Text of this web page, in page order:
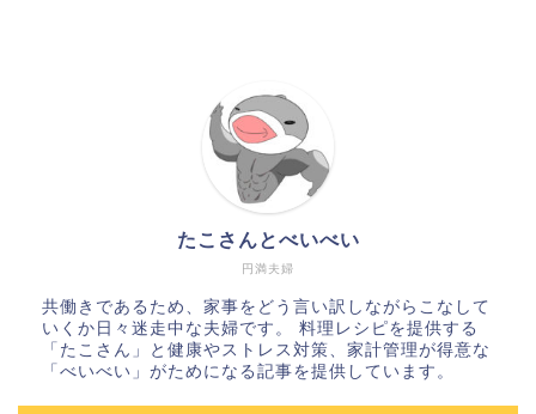
円満夫婦
たこさんとべいべい
共働きであるため、家事をどう言い訳しながらこなして
いくか日々迷走中な夫婦です。 料理レシピを提供する
「たこさん」と健康やストレス対策、家計管理が得意な
「べいべい」がためになる記事を提供しています。